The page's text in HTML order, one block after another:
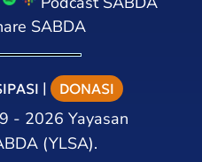
SABDA
| DONASI
- 2026 Yayasan
(YLSA).